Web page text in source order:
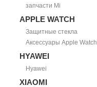
запчасти Mi
APPLE WATCH
Защитные стекла
Аксессуары Apple Watch
HYAWEI
Hyawei
XIAOMI